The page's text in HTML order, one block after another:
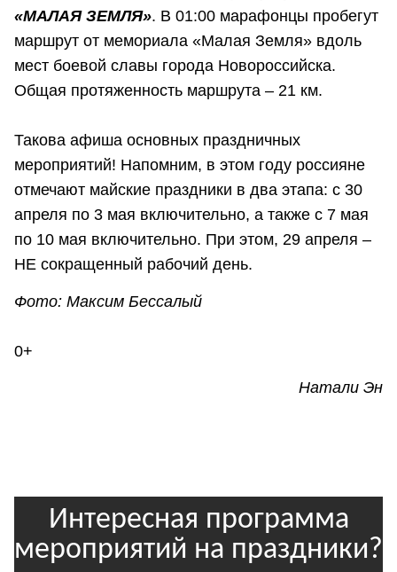
«МАЛАЯ ЗЕМЛЯ». В 01:00 марафонцы пробегут
маршрут от мемориала «Малая Земля» вдоль
мест боевой славы города Новороссийска.
Общая протяженность маршрута – 21 км.
Такова афиша основных праздничных
мероприятий! Напомним, в этом году россияне
отмечают майские праздники в два этапа: с 30
апреля по 3 мая включительно, а также с 7 мая
по 10 мая включительно. При этом, 29 апреля –
НЕ сокращенный рабочий день.
Фото: Максим Бессалый
0+
Натали Эн